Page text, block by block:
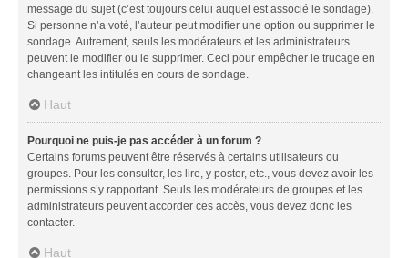
message du sujet (c’est toujours celui auquel est associé le sondage).
Si personne n’a voté, l’auteur peut modifier une option ou supprimer le
sondage. Autrement, seuls les modérateurs et les administrateurs
peuvent le modifier ou le supprimer. Ceci pour empêcher le trucage en
changeant les intitulés en cours de sondage.
Haut
Pourquoi ne puis-je pas accéder à un forum ?
Certains forums peuvent être réservés à certains utilisateurs ou
groupes. Pour les consulter, les lire, y poster, etc., vous devez avoir les
permissions s’y rapportant. Seuls les modérateurs de groupes et les
administrateurs peuvent accorder ces accès, vous devez donc les
contacter.
Haut